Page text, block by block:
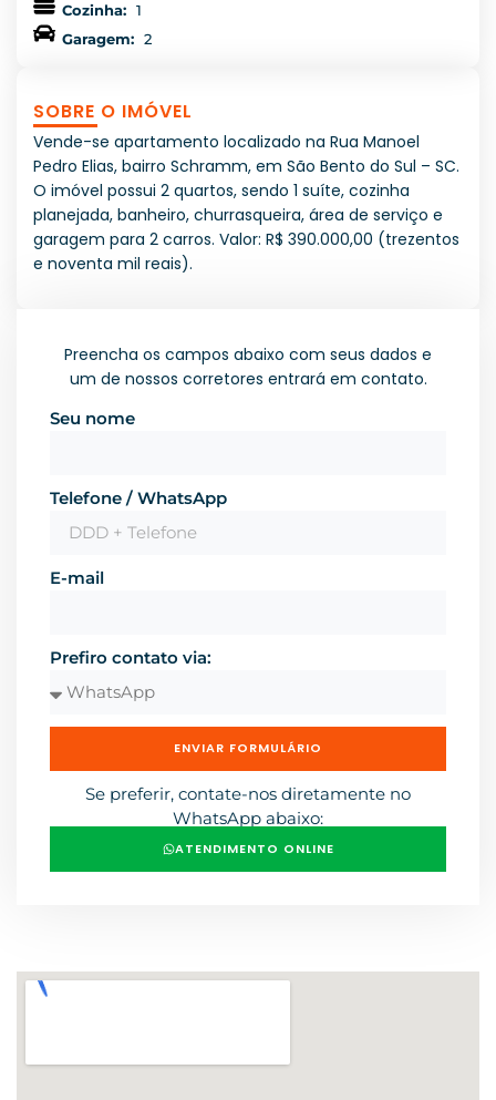
Cozinha: 1
Garagem: 2
SOBRE O IMÓVEL
Vende-se apartamento localizado na Rua Manoel
Pedro Elias, bairro Schramm, em São Bento do Sul – SC.
O imóvel possui 2 quartos, sendo 1 suíte, cozinha
planejada, banheiro, churrasqueira, área de serviço e
garagem para 2 carros. Valor: R$ 390.000,00 (trezentos
e noventa mil reais).
Preencha os campos abaixo com seus dados e
um de nossos corretores entrará em contato.
Seu nome
Telefone / WhatsApp
E-mail
Prefiro contato via:
ENVIAR FORMULÁRIO
Se preferir, contate-nos diretamente no
WhatsApp abaixo:
ATENDIMENTO ONLINE